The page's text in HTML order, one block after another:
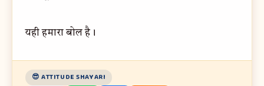
यही हमारा बोल है।
😎 ATTITUDE SHAYARI